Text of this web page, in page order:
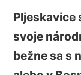
Pljeskavice
svoje
bežne sa s